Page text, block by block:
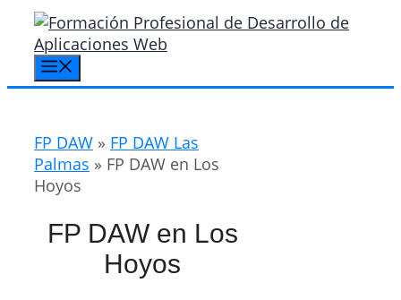
Saltar
contenido
FP DAW » FP DAW Las
Palmas » FP DAW en Los
Hoyos
FP DAW en Los
Hoyos